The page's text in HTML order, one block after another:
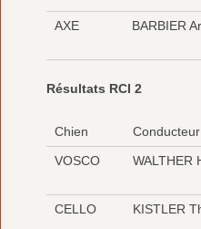
AXE BARBIER
Résultats RCI 2
Chien Conducteur
VOSCO
WALTHER
CELLO KISTLER